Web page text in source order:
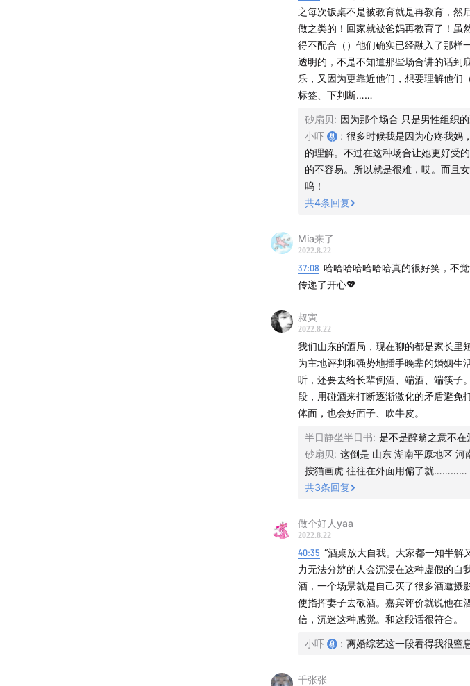
匿名提问箱：www.tapechat.net
邮箱：xiamaway@163.com
微信：Xiamawei2000
�‍️打赏我们
爱发电�:afdian.net
之每次饭桌不是被教育就是再教育，然
做之类的！回家就被爸妈再教育了！虽
得不配合（）他们确实已经融入了那样
透明的，不是不知道那些场合讲的话到
乐，又因为更靠近他们，想要理解他们
标签、下判断……
砂扇贝: 因为那个场合 只是男性组织
小吓
: 很多时候我是因为心疼我妈
的理解。不过在这种场合让她更好受
的不容易。所以就是很难，哎。而且
呜！
共4条回复
Mia来了
2022.8.22
37:08 哈哈哈哈哈哈哈真的很好笑，不
传递了开心💖
叔寅
2022.8.22
我们山东的酒局，现在聊的都是家长里
为主地评判和强势地插手晚辈的婚姻生
听，还要去给长辈倒酒、端酒、端筷子
段，用碰酒来打断逐渐激化的矛盾避免
体面，也会好面子、吹牛皮。
半日静坐半日书: 是不是醉翁之意不
砂扇贝: 这倒是 山东 湖南平原地区 河
按猫画虎 往往在外面用偏了就…………
共3条回复
做个好人yaa
2022.8.22
40:35 “酒桌放大自我。大家都一知半解
力无法分辨的人会沉浸在这种虚假的自
酒，一个场景就是自己买了很多酒邀摄
使指挥妻子去敬酒。嘉宾评价就说他在
信，沉迷这种感觉。和这段话很符合。
小吓 : 离婚综艺这一段看得我很窒
千张张